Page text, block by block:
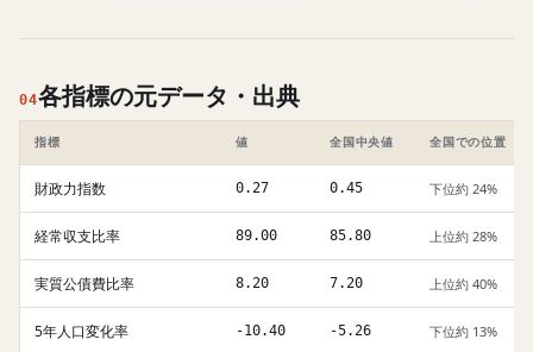
04各指標の元データ・出典
指標 値 全国中央値 全国での位置
財政力指数 0.27 0.45 下位約 24%
経常収支比率 89.00 85.80 上位約 28%
実質公債費比率 8.20 7.20 上位約 40%
5年人口変化率 -10.40 -5.26 下位約 13%